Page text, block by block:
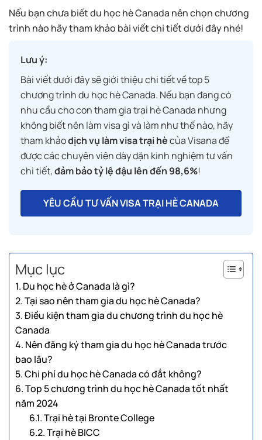
Nếu bạn chưa biết du học hè Canada nên chọn chương
trình nào hãy tham khảo bài viết chi tiết dưới đây nhé!
Lưu ý:
Bài viết dưới đây sẽ giới thiệu chi tiết về top 5
chương trình du học hè Canada. Nếu bạn đang có
nhu cầu cho con tham gia trại hè Canada nhưng
không biết nên làm visa gì và làm như thế nào, hãy
tham khảodịch vụ làm visa trại hècủa Visana để
được các chuyên viên dày dặn kinh nghiệm tư vấn
chi tiết,đảm bảo tỷ lệ đậu lên đến 98,6%!
YÊU CẦU TƯ VẤN VISA TRẠI HÈ CANADA
Mục lục
1. Du học hè ở Canada là gì?
2. Tại sao nên tham gia du học hè Canada?
3. Điều kiện tham gia du chương trình du học hè
Canada
4. Nên đăng ký tham gia du học hè Canada trước
bao lâu?
5. Chi phí du học hè Canada có đắt không?
6. Top 5 chương trình du học hè Canada tốt nhất
năm 2024
6.1. Trại hè tại Bronte College
6.2. Trại hè BICC